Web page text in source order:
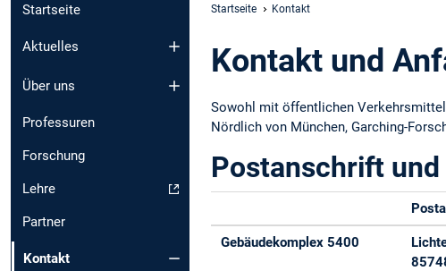
Startseite
Aktuelles
Über uns
Professuren
Forschung
Lehre
Partner
Kontakt
Startseite Kontakt
Kontakt und
Sowohl mit öffentlichen
Nördlich von München, Garching-
Postanschrift und
Gebäudekomplex 5400